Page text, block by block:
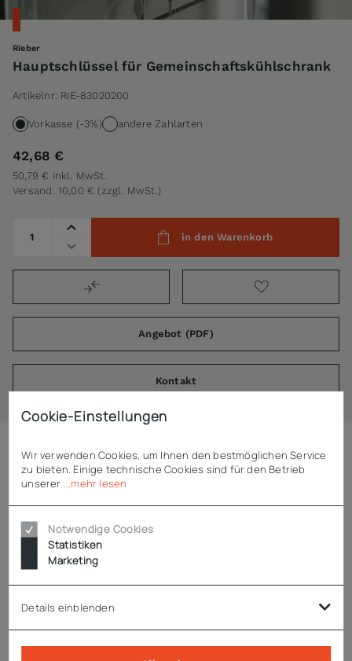
Rieber
Hauptschlüssel für Gemeinschaftskühlschrank
Artikelnr: RIE-83020200
Vorkasse (-3%) andere Zahlarten
42,68 €
50,79 € inkl. MwSt.
Versand: 10,00 € (zzgl. MwSt.)
in den Warenkorb
Angebot (PDF)
Kontakt
Beschreibung
Hauptschlüssel für Rieber Multipolar
Gemeinschaftskühlschrank
Technische Daten
Cookie-Einstellungen
Wir verwenden Cookies, um Ihnen den bestmöglichen Service
zu bieten. Einige technische Cookies sind für den Betrieb
unserer ...mehr lesen
Notwendige Cookies
Statistiken
Marketing
Details einblenden